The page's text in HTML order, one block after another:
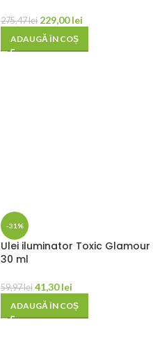
275,47lei 229,00lei
ADAUGĂ ÎN COȘ
-31%
Ulei iluminator Toxic Glamour
30 ml
59,97lei 41,30lei
ADAUGĂ ÎN COȘ